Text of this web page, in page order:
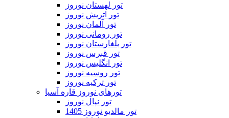
تور لهستان نوروز
تور اتریش نوروز
تور آلمان نوروز
تور رومانی نوروز
تور بلغارستان نوروز
تور قبرس نوروز
تور انگلیس نوروز
تور روسیه نوروز
تور ترکیه نوروز
تورهای نوروز قاره آسیا
تور نپال نوروز
تور مالدیو نوروز 1405